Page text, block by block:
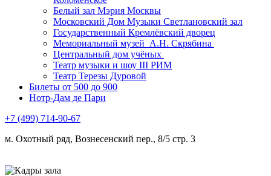
Белый зал Мэрия Москвы
Московский Дом Музыки Светлановский зал
Государственный Кремлёвский дворец
Мемориальный музей А.Н. Скрябина
Центральный дом учёных
Театр музыки и шоу III РИМ
Театр Терезы Дуровой
Билеты от 500 до 900
Нотр-Дам де Пари
+7 (499) 714-90-67
м. Охотный ряд, Вознесенский пер., 8/5 стр. 3